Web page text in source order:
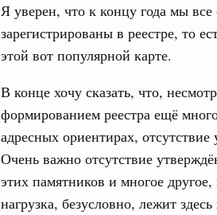
Я уверен, что к концу года мы
зарегистрированы в реестре, то
этой вот популярной карте.
В конце хочу сказать, что,
формированием реестра ещё
адресных ориентирах,
Очень важно отсутствие
этих памятников и многое
нагрузка, безусловно, лежит